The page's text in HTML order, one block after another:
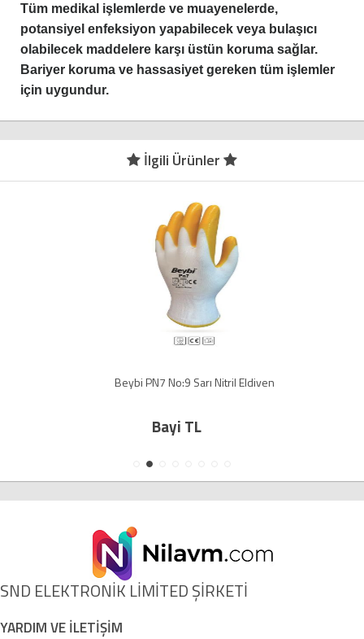
Tüm medikal işlemlerde ve muayenelerde,
potansiyel enfeksiyon yapabilecek veya bulaşıcı
olabilecek maddelere karşı üstün koruma sağlar.
Bariyer koruma ve hassasiyet gereken tüm işlemler
için uygundur.
İlgili Ürünler
Beybi PN7 No:9 Sarı Nitril Eldiven
Bayi TL
SND ELEKTRONİK LİMİTED ŞİRKETİ
YARDIM VE İLETİŞİM